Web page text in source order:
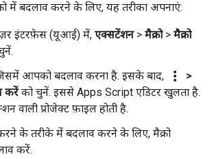
में बदलाव करने के लिए, यह तरीका अपनाएं:
इंटरफ़ेस (यूआई) में, एक्सटेंशन > मैक्रो > मैक्रो
आपको बदलाव करना है. इसके बाद,
more_vert
>
करेंको चुनें. इससे Apps Script एडिटर खुलता है.
वाली प्रोजेक्ट फ़ाइल होती है.
के तरीके में बदलाव करने के लिए, मैक्रो
करें.